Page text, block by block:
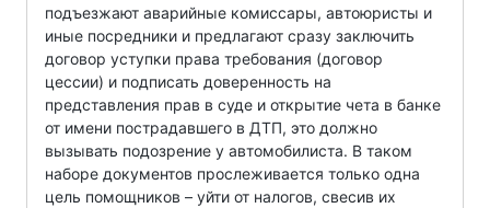
подъезжают аварийные комиссары, автоюристы и
иные посредники и предлагают сразу заключить
договор уступки права требования (договор
цессии) и подписать доверенность на
представления прав в суде и открытие чета в банке
от имени пострадавшего в ДТП, это должно
вызывать подозрение у автомобилиста. В таком
наборе документов прослеживается только одна
цель помощников – уйти от налогов, свесив их